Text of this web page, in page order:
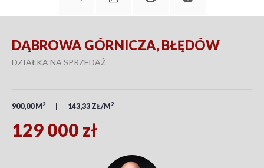
DĄBROWA GÓRNICZA, BŁĘDÓW
DZIAŁKA NA SPRZEDAŻ
900,00 M 2 143,33 ZŁ/M 2
129 000 zł